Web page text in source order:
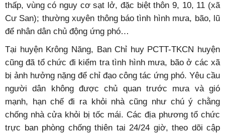
thấp, vùng có nguy cơ sạt lở, đặc biệt thôn 9, 10, 11 (xã
Cư San); thường xuyên thông báo tình hình mưa, bão, lũ
để nhân dân chủ động ứng phó…
Tại huyện Krông Năng, Ban Chỉ huy PCTT-TKCN huyện
cũng đã tổ chức đi kiểm tra tình hình mưa, bão ở các xã
bị ảnh hưởng nặng để chỉ đạo công tác ứng phó. Yêu cầu
người dân không được chủ quan trước mưa và gió
mạnh, hạn chế đi ra khỏi nhà cũng như chú ý chằng
chống nhà cửa khỏi bị tốc mái. Các địa phương tổ chức
trực ban phòng chống thiên tai 24/24 giờ, theo dõi cập